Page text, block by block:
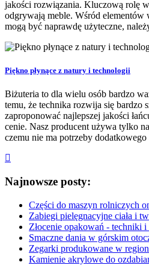
jakości rozwiązania. Kluczową rolę
odgrywają meble. Wśród elementów
mogą być naprawdę użyteczne,
Piękno płynące z natury i technologii
Biżuteria to dla wielu osób bardzo
temu, że technika rozwija się bardzo
zaproponować najlepszej jakości
cenie. Nasz producent używa tylko
czemu nie ma potrzeby
Najnowsze posty:
Części do maszyn rolniczych
Zabiegi pielęgnacyjne ciała i
Złocenie opakowań - techniki
Smaczne dania w górskim
Zegarki produkowane w
Kamienie akrylowe do